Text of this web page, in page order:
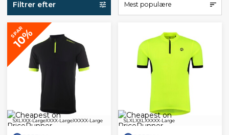
Filtrer efter Mest populære
SPAR
10%
SXL XXX-LargeXXXX-LargeXXXXX-Large SL XL XXL XXXXX-Large